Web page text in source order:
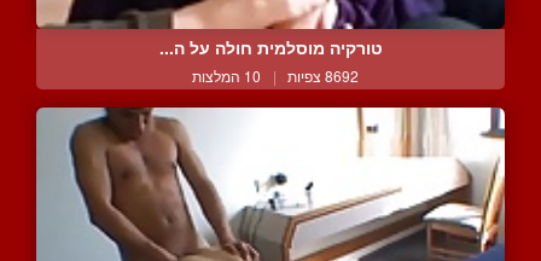
טורקיה מוסלמית חולה על ה...
8692 צפיות | 10 המלצות